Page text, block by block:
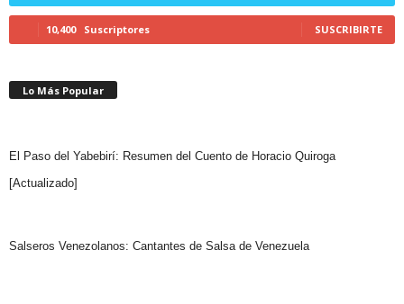
10,400 Suscriptores SUSCRIBIRTE
Lo Más Popular
El Paso del Yabebirí: Resumen del Cuento de Horacio Quiroga
[Actualizado]
Salseros Venezolanos: Cantantes de Salsa de Venezuela